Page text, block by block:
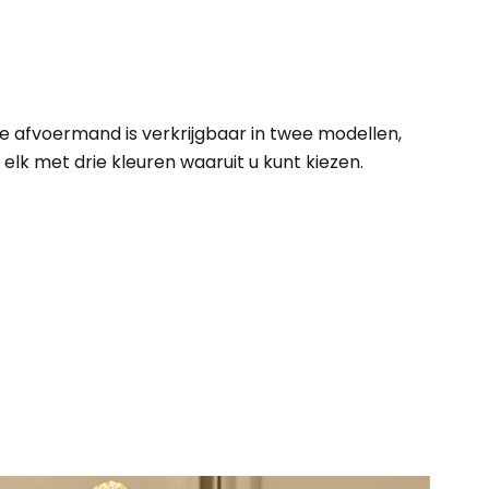
afvoermand is verkrijgbaar in twee modellen,
elk met drie kleuren waaruit u kunt kiezen.